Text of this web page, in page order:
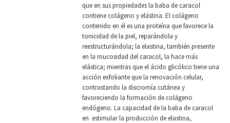
que en sus propiedades la baba de caracol
contiene colágeno y elástina. El colágeno
contenido en él es una proteína que favorece la
tonicidad de la piel, reparándola y
reestructurándola; la elastina, también presente
en la mucosidad del caracol, la hace más
elástica; mientras que el ácido glicólico tiene una
acción exfoliante que la renovación celular,
contrastando la discromía cutánea y
favoreciendo la formación de colágeno
endógeno. La capacidad de la baba de caracol
en estimular la producción de elastina,